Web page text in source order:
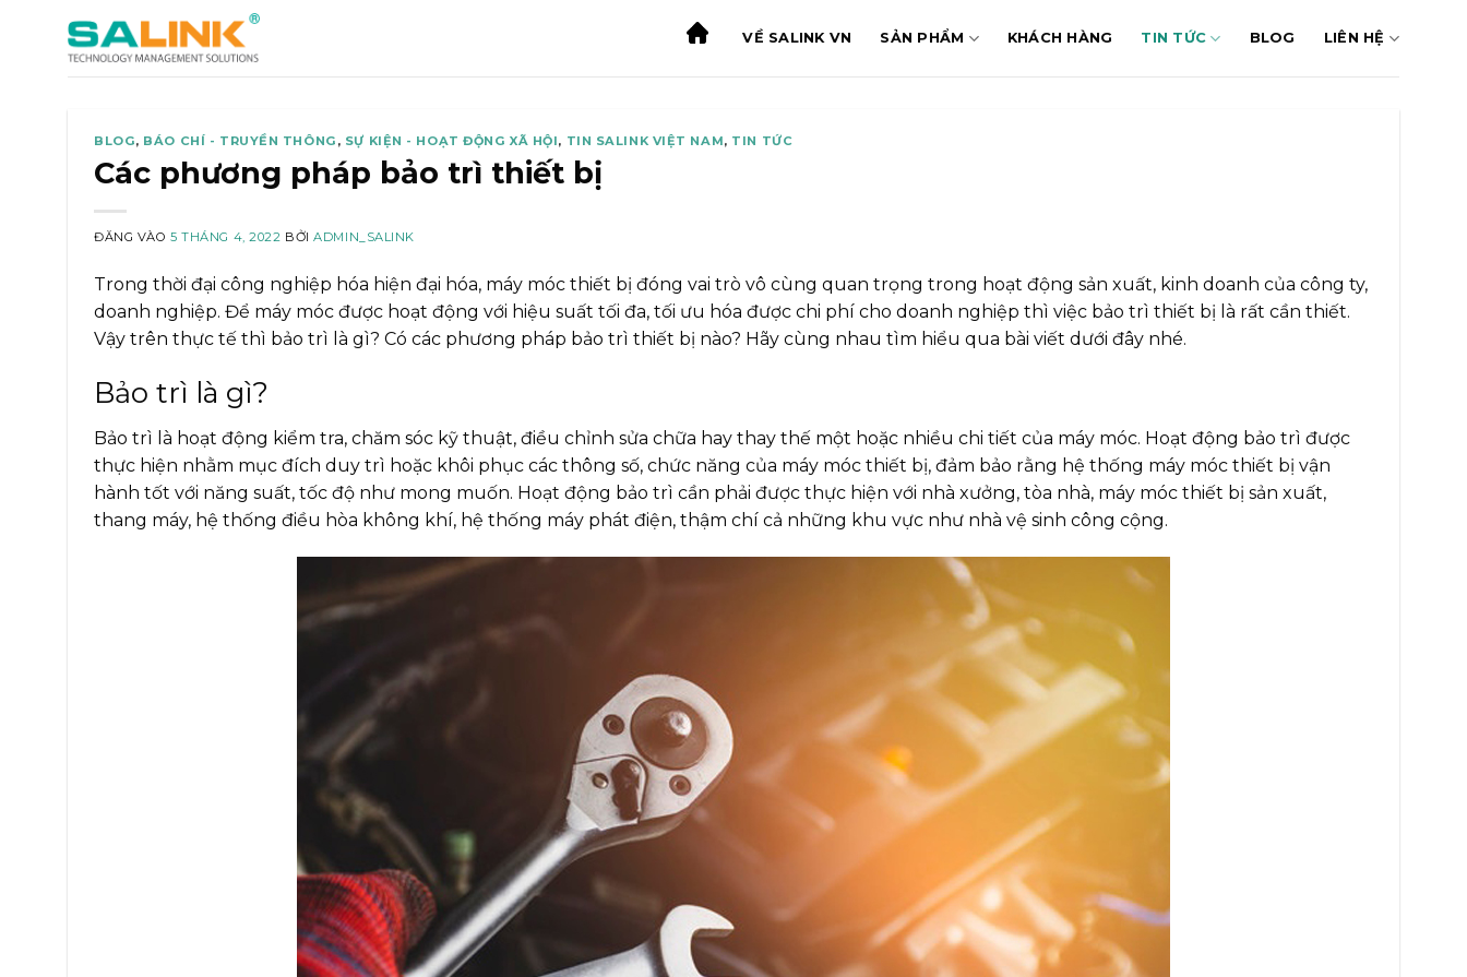
VỀ SALINK VN SẢN PHẨM KHÁCH HÀNG TIN TỨC BLOG LIÊN HỆ
BLOG, BÁO CHÍ - TRUYỀN THÔNG , SỰ KIỆN - HOẠT ĐỘNG XÃ HỘI, TIN SALINK VIỆT NAM, TIN TỨC
Các phương pháp bảo trì thiết bị
ĐĂNG VÀO5 THÁNG 4, 2022 BỞIADMIN_SALINK
Trong thời đại công nghiệp hóa hiện đại hóa, máy móc thiết bị đóng vai trò vô cùng quan trọng trong hoạt động sản xuất, kinh doanh của công ty,
doanh nghiệp. Để máy móc được hoạt động với hiệu suất tối đa, tối ưu hóa được chi phí cho doanh nghiệp thì việc bảo trì thiết bị là rất cần thiết.
Vậy trên thực tế thì bảo trì là gì? Có các phương pháp bảo trì thiết bị nào? Hãy cùng nhau tìm hiểu qua bài viết dưới đây nhé.
Bảo trì là gì?
Bảo trì là hoạt động kiểm tra, chăm sóc kỹ thuật, điều chỉnh sửa chữa hay thay thế một hoặc nhiều chi tiết của máy móc. Hoạt động bảo trì được
thực hiện nhằm mục đích duy trì hoặc khôi phục các thông số, chức năng của máy móc thiết bị, đảm bảo rằng hệ thống máy móc thiết bị vận
hành tốt với năng suất, tốc độ như mong muốn. Hoạt động bảo trì cần phải được thực hiện với nhà xưởng, tòa nhà, máy móc thiết bị sản xuất,
thang máy, hệ thống điều hòa không khí, hệ thống máy phát điện, thậm chí cả những khu vực như nhà vệ sinh công cộng.